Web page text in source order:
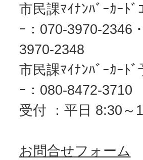
市民課ﾏｲﾅﾝﾊﾞｰｶｰﾄﾞ
ｰ：070-3970-2346
3970-2348
市民課ﾏｲﾅﾝﾊﾞｰｶｰﾄﾞ
ｰ：080-8472-3710
受付 ：平日 8:30～
お問合せフォーム